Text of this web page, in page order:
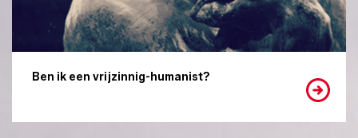
Ben ik een vrijzinnig-humanist?